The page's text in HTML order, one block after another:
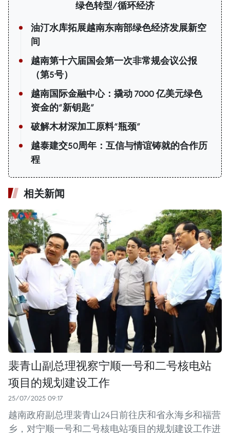
绿色转型/循环经济
油汀水库拓展越南东南部绿色经济发展新空
间
越南第十六届国会第一次非常规会议公报
（第5号）
越南国际金融中心：撬动 7000 亿美元绿色
资金的“新钥匙”
破解木材深加工原料“瓶颈”
越泰建交50周年：互信与情谊铸就的合作历
程
相关新闻
裴青山副总理视察宁顺一号和二号核电站
项目的规划建设工作
25/07/2025 09:17
越南政府副总理裴青山24日前往庆和省永海乡和福营
乡，对宁顺一号和二号核电站项目的规划建设工作进